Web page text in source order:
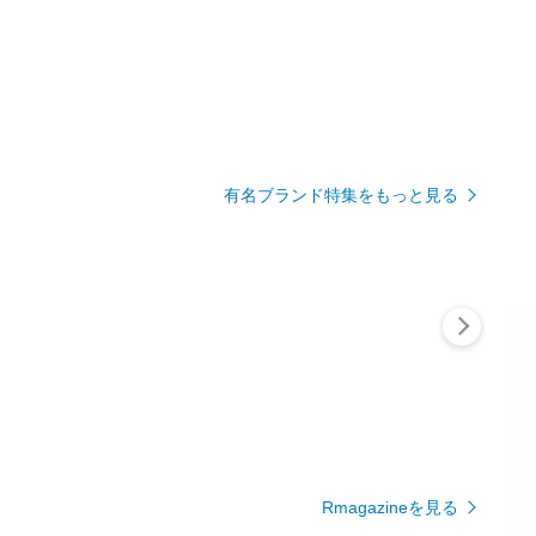
有名ブランド特集をもっと見る
Rmagazineを見る